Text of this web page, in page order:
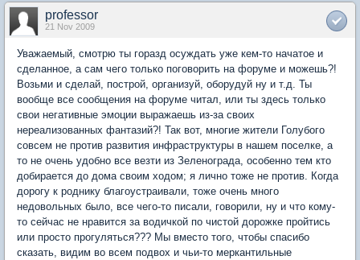
professor
21 Nov 2009
Уважаемый, смотрю ты горазд осуждать уже кем-то начатое и
сделанное, а сам чего только поговорить на форуме и можешь?!
Возьми и сделай, построй, организуй, оборудуй ну и т.д. Ты
вообще все сообщения на форуме читал, или ты здесь только
свои негативные эмоции выражаешь из-за своих
нереализованных фантазий?! Так вот, многие жители Голубого
совсем не против развития инфраструктуры в нашем поселке, а
то не очень удобно все везти из Зеленограда, особенно тем кто
добирается до дома своим ходом; я лично тоже не против. Когда
дорогу к роднику благоустраивали, тоже очень много
недовольных было, все чего-то писали, говорили, ну и что кому-
то сейчас не нравится за водичкой по чистой дорожке пройтись
или просто прогуляться??? Мы вместо того, чтобы спасибо
сказать, видим во всем подвох и чьи-то меркантильные